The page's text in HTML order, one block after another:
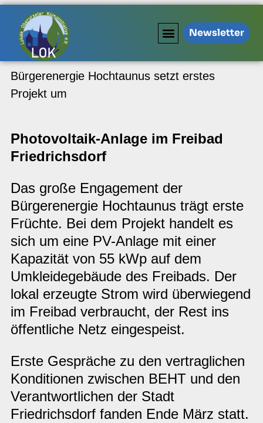
Newsletter
Bürgerenergie Hochtaunus setzt erstes
Projekt um
Photovoltaik-Anlage im Freibad
Friedrichsdorf
Das große Engagement der
Bürgerenergie Hochtaunus trägt erste
Früchte. Bei dem Projekt handelt es
sich um eine PV-Anlage mit einer
Kapazität von 55 kWp auf dem
Umkleidegebäude des Freibads. Der
lokal erzeugte Strom wird überwiegend
im Freibad verbraucht, der Rest ins
öffentliche Netz eingespeist.
Erste Gespräche zu den vertraglichen
Konditionen zwischen BEHT und den
Verantwortlichen der Stadt
Friedrichsdorf fanden Ende März statt.